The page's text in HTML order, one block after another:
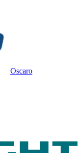
Oscaro